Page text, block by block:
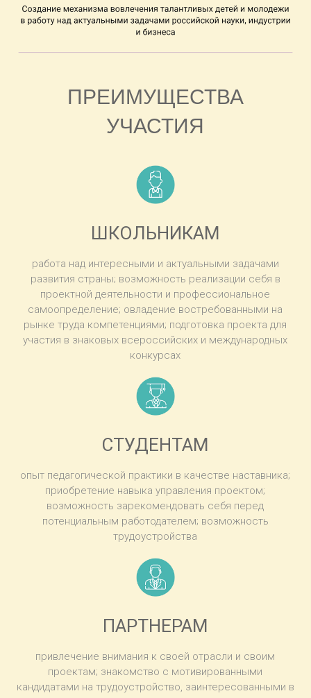
ПРЕИМУЩЕСТВА
УЧАСТИЯ
ШКОЛЬНИКАМ
работа над интересными и актуальными задачами
развития страны; возможность реализации себя в
проектной деятельности и профессиональное
самоопределение; овладение востребованными на
рынке труда компетенциями; подготовка проекта для
участия в знаковых всероссийских и международных
конкурсах
СТУДЕНТАМ
опыт педагогической практики в качестве наставника;
приобретение навыка управления проектом;
возможность зарекомендовать себя перед
потенциальным работодателем; возможность
трудоустройства
ПАРТНЕРАМ
привлечение внимания к своей отрасли и своим
проектам; знакомство с мотивированными
кандидатами на трудоустройство, заинтересованными в